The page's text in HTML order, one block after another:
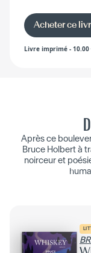
Acheter ce
Livre imprimé - 10.00
Après ce
Bruce Holbert à
noirceur et